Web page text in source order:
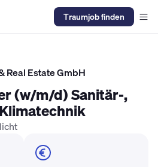
Traumjob finden
Real Estate GmbH
(w/m/d) Sanitär-,